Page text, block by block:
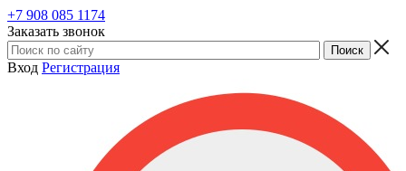
+7 908 085 1174
Заказать звонок
Вход Регистрация